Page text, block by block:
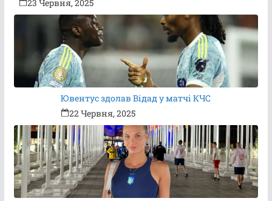
23 Червня, 2025
Ювентус здолав Відад у матчі КЧС
22 Червня, 2025